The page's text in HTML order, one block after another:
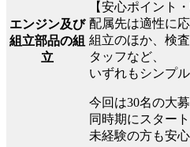
エンジン及び
組立部品の組
立
【安⼼ポイント
配属先は適性に
組⽴のほか、検
タッフなど、
いずれもシンプ
今回は30名の⼤募
同時期にスター
未経験の⽅も安